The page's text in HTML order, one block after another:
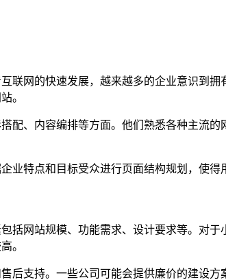
联网的快速发展，越来越多的企业意识到
。
配、内容编排等方面。他们熟悉各种主流
业特点和目标受众进行页面结构规划，使
括网站规模、功能需求、设计要求等。对
。
后支持。一些公司可能会提供廉价的建设